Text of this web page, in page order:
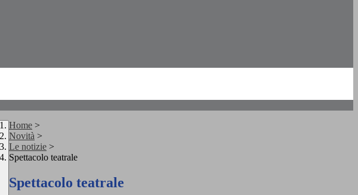
Home >
Novità >
Le notizie >
Spettacolo teatrale
Spettacolo teatrale